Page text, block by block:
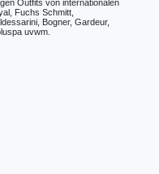
Outfits von internationalen
Fuchs Schmitt,
Bogner, Gardeur,
uvwm.